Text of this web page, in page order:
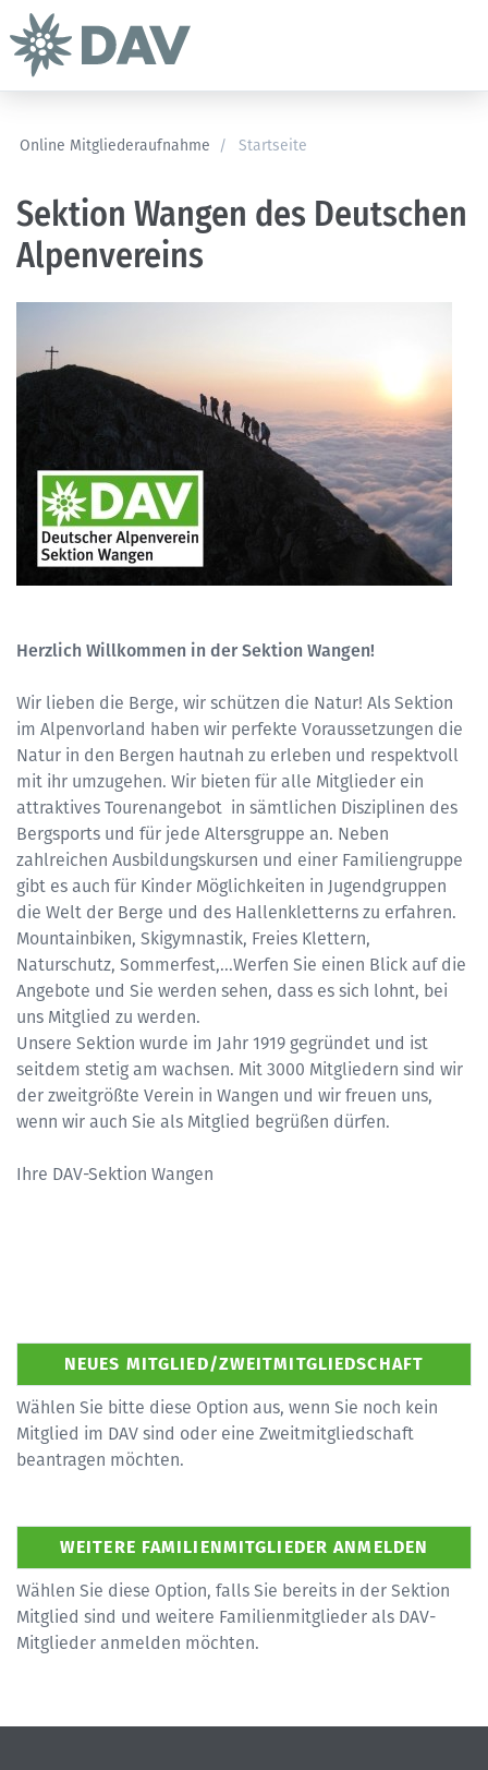
Online Mitgliederaufnahme / Startseite
Sektion Wangen des Deutschen
Alpenvereins
Herzlich Willkommen in der Sektion Wangen!
Wir lieben die Berge, wir schützen die Natur! Als Sektion
im Alpenvorland haben wir perfekte Voraussetzungen die
Natur in den Bergen hautnah zu erleben und respektvoll
mit ihr umzugehen. Wir bieten für alle Mitglieder ein
attraktives Tourenangebot in sämtlichen Disziplinen des
Bergsports und für jede Altersgruppe an. Neben
zahlreichen Ausbildungskursen und einer Familiengruppe
gibt es auch für Kinder Möglichkeiten in Jugendgruppen
die Welt der Berge und des Hallenkletterns zu erfahren.
Mountainbiken, Skigymnastik, Freies Klettern,
Naturschutz, Sommerfest,...Werfen Sie einen Blick auf die
Angebote und Sie werden sehen, dass es sich lohnt, bei
uns Mitglied zu werden.
Unsere Sektion wurde im Jahr 1919 gegründet und ist
seitdem stetig am wachsen. Mit 3000 Mitgliedern sind wir
der zweitgrößte Verein in Wangen und wir freuen uns,
wenn wir auch Sie als Mitglied begrüßen dürfen.
Ihre DAV-Sektion Wangen
Wählen Sie bitte diese Option aus, wenn Sie noch kein
Mitglied im DAV sind oder eine Zweitmitgliedschaft
beantragen möchten.
Wählen Sie diese Option, falls Sie bereits in der Sektion
Mitglied sind und weitere Familienmitglieder als DAV-
Mitglieder anmelden möchten.